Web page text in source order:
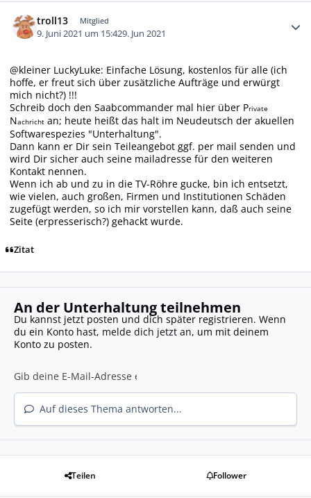
troll13 Mitglied
9. Juni 2021 um 15:429. Jun 2021
@kleiner LuckyLuke: Einfache Lösung, kostenlos für alle (ich
hoffe, er freut sich über zusätzliche Aufträge und erwürgt
mich nicht?) !!!
Schreib doch den Saabcommander mal hier über Private
Nachricht an; heute heißt das halt im Neudeutsch der akuellen
Softwarespezies "Unterhaltung".
Dann kann er Dir sein Teileangebot ggf. per mail senden und
wird Dir sicher auch seine mailadresse für den weiteren
Kontakt nennen.
Wenn ich ab und zu in die TV-Röhre gucke, bin ich entsetzt,
wie vielen, auch großen, Firmen und Institutionen Schäden
zugefügt werden, so ich mir vorstellen kann, daß auch seine
Seite (erpresserisch?) gehackt wurde.
Zitat
An der Unterhaltung teilnehmen
Du kannst jetzt posten und dich später registrieren. Wenn
du ein Konto hast, melde dich jetzt an, um mit deinem
Konto zu posten.
Auf dieses Thema antworten...
Teilen Follower